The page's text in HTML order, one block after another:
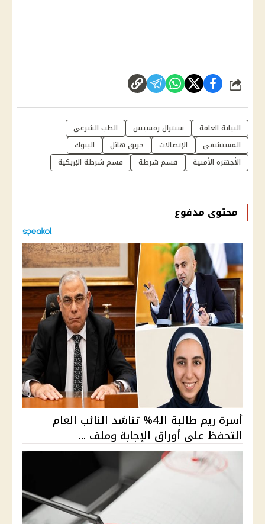
شارك
النيابة العامة سنترال رمسيس
الطب الشرعي
المستشفى
الإتصالات حريق هائل
البنوك
الأجهزة الأمنية
قسم شرطة قسم شرطة الإربكية
محتوى مدفوع
أسرة ريم طالبة الـ4% تناشد النائب العام
التحفظ على أوراق الإجابة وملف ...